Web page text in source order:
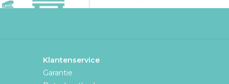
Klantenservice
Garantie